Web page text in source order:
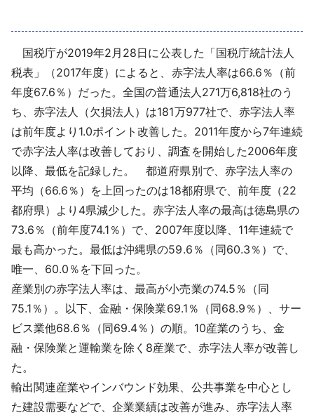
導入事例
採用情報
よくあるご質問
English
国税庁が2019年2月28日に公表した「国税庁統計法人
税表」（2017年度）によると、赤字法人率は66.6％（前
年度67.6％）だった。全国の普通法人271万6,818社のう
ち、赤字法人（欠損法人）は181万977社で、赤字法人率
は前年度より1.0ポイント改善した。2011年度から7年連続
で赤字法人率は改善しており、調査を開始した2006年度
以降、最低を記録した。 都道府県別で、赤字法人率の
平均（66.6％）を上回ったのは18都府県で、前年度（22
都府県）より4県減少した。赤字法人率の最高は徳島県の
73.6％（前年度74.1％）で、2007年度以降、11年連続で
最も高かった。最低は沖縄県の59.6％（同60.3％）で、
唯一、60.0％を下回った。
産業別の赤字法人率は、最高が小売業の74.5％（同
75.1％）。以下、金融・保険業69.1％（同68.9％）、サー
ビス業他68.6％（同69.4％）の順。10産業のうち、金
融・保険業と運輸業を除く8産業で、赤字法人率が改善し
た。
輸出関連産業やインバウンド効果、公共事業を中心とし
た建設需要などで、企業業績は改善が進み、赤字法人率